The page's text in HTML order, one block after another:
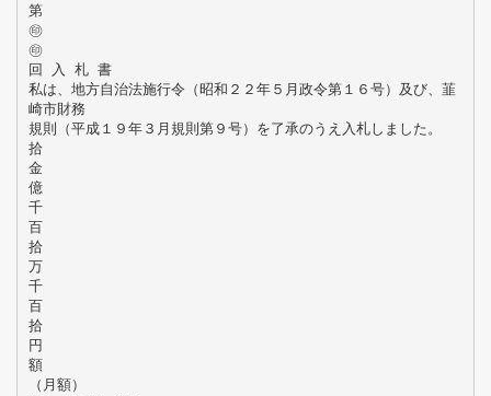
第
㊞
㊞
回 入 札 書
私は、地方自治法施行令（昭和２２年５月政令第１６号）及び、韮
崎市財務
規則（平成１９年３月規則第９号）を了承のうえ入札しました。
拾
金
億
千
百
拾
万
千
百
拾
円
額
（月額）